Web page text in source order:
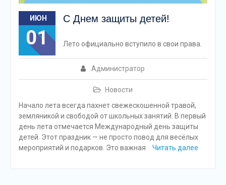
ИЮН
01
С Днем защиты детей!
Администратор
Новости
Лето официально вступило в свои права.
Начало лета всегда пахнет свежескошенной травой,
земляникой и свободой от школьных занятий. В первый
день лета отмечается Международный день защиты
детей. Этот праздник — не просто повод для весёлых
мероприятий и подарков. Это важная
Читать далее